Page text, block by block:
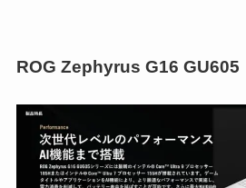
ROG Zephyrus G16 GU605